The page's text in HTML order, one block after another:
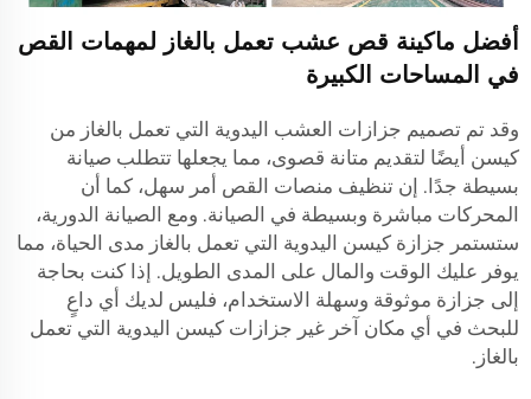
أفضل ماكينة قص عشب تعمل بالغاز لمهمات القص
في المساحات الكبيرة
وقد تم تصميم جزازات العشب اليدوية التي تعمل بالغاز من
كيسن أيضًا لتقديم متانة قصوى، مما يجعلها تتطلب صيانة
بسيطة جدًا. إن تنظيف منصات القص أمر سهل، كما أن
المحركات مباشرة وبسيطة في الصيانة. ومع الصيانة الدورية،
ستستمر جزازة كيسن اليدوية التي تعمل بالغاز مدى الحياة، مما
يوفر عليك الوقت والمال على المدى الطويل. إذا كنت بحاجة
إلى جزازة موثوقة وسهلة الاستخدام، فليس لديك أي داعٍ
للبحث في أي مكان آخر غير جزازات كيسن اليدوية التي تعمل
بالغاز.